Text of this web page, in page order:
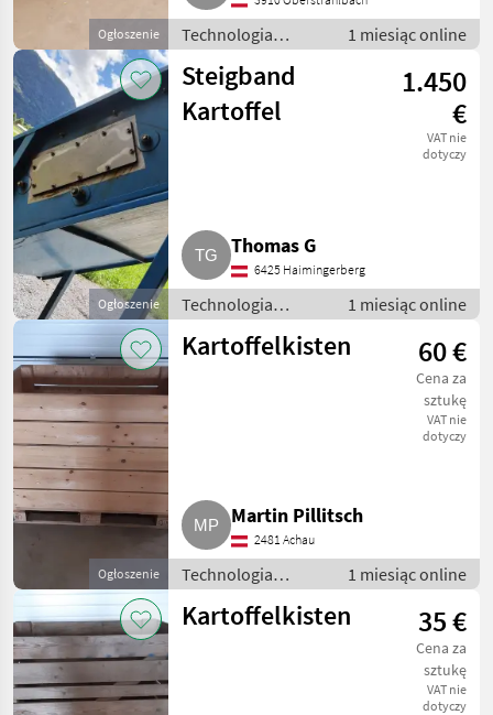
Ogłoszenie
Technologia
ziemniaczana /
Inne rozwiązania
technologiczne dla
ziemniaków
1 miesiąc online
Ogłoszenie
Steigband
Kartoffel
1.450
€
VAT nie
dotyczy
Thomas G
6425 Haimingerberg
Technologia
ziemniaczana /
Inne rozwiązania
1 miesiąc online
Ogłoszenie
Kartoffelkisten 60 €
Cena za
sztukę
VAT nie
dotyczy
Martin Pillitsch
2481 Achau
Technologia
ziemniaczana /
Inne rozwiązania
1 miesiąc online
Kartoffelkisten 35 €
Cena za
sztukę
VAT nie
dotyczy